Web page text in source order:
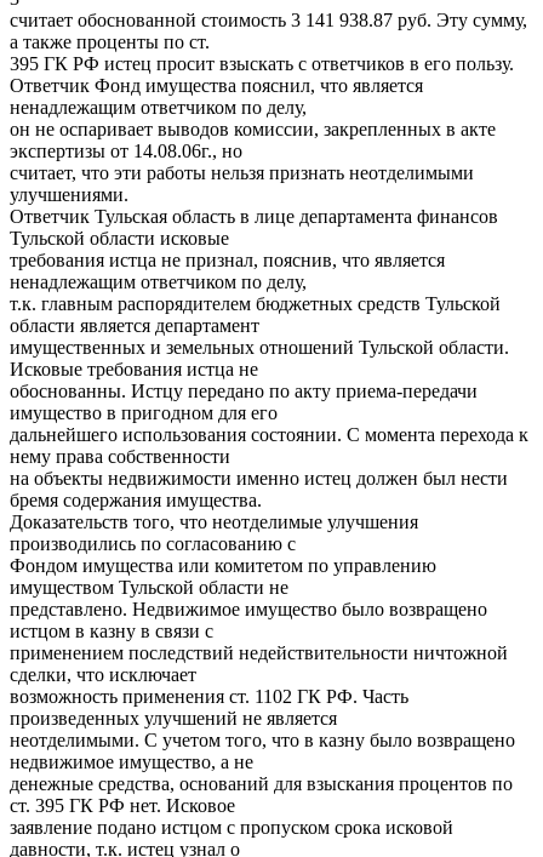
считает обоснованной стоимость 3 141 938.87 руб. Эту сумму,
а также проценты по ст.
395 ГК РФ истец просит взыскать с ответчиков в его пользу.
Ответчик Фонд имущества пояснил, что является
ненадлежащим ответчиком по делу,
он не оспаривает выводов комиссии, закрепленных в акте
экспертизы от 14.08.06г., но
считает, что эти работы нельзя признать неотделимыми
улучшениями.
Ответчик Тульская область в лице департамента финансов
Тульской области исковые
требования истца не признал, пояснив, что является
ненадлежащим ответчиком по делу,
т.к. главным распорядителем бюджетных средств Тульской
области является департамент
имущественных и земельных отношений Тульской области.
Исковые требования истца не
обоснованны. Истцу передано по акту приема-передачи
имущество в пригодном для его
дальнейшего использования состоянии. С момента перехода к
нему права собственности
на объекты недвижимости именно истец должен был нести
бремя содержания имущества.
Доказательств того, что неотделимые улучшения
производились по согласованию с
Фондом имущества или комитетом по управлению
имуществом Тульской области не
представлено. Недвижимое имущество было возвращено
истцом в казну в связи с
применением последствий недействительности ничтожной
сделки, что исключает
возможность применения ст. 1102 ГК РФ. Часть
произведенных улучшений не является
неотделимыми. С учетом того, что в казну было возвращено
недвижимое имущество, а не
денежные средства, оснований для взыскания процентов по
ст. 395 ГК РФ нет. Исковое
заявление подано истцом с пропуском срока исковой
давности, т.к. истец узнал о